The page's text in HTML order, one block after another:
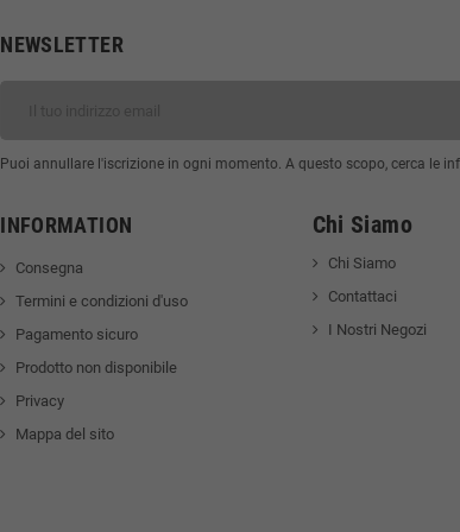
NEWSLETTER
Puoi annullare l'iscrizione in ogni momento. A questo scopo, cerca le
INFORMATION
Consegna
Termini e condizioni d'uso
Pagamento sicuro
Prodotto non disponibile
Privacy
Mappa del sito
Chi Siamo
Chi Siamo
Contattaci
I Nostri Negozi